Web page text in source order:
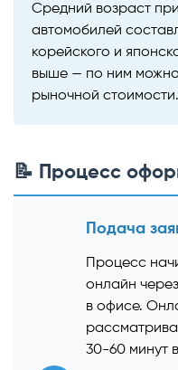
Средний возраст
автомобилей
корейского и
выше — по ним можно
рыночной стоимости.
📝 Процесс
Подача
Процесс
онлайн
в офисе.
30-60 минут